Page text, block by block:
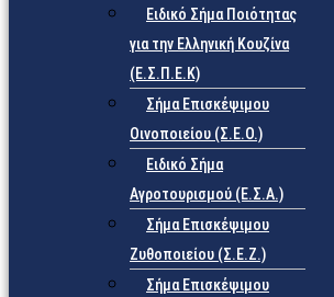
Ειδικό Σήμα Ποιότητας
για την Ελληνική Κουζίνα
(Ε.Σ.Π.Ε.Κ)
Σήμα Επισκέψιμου
Οινοποιείου (Σ.Ε.Ο.)
Ειδικό Σήμα
Αγροτουρισμού (Ε.Σ.Α.)
Σήμα Επισκέψιμου
Ζυθοποιείου (Σ.Ε.Ζ.)
Σήμα Επισκέψιμου